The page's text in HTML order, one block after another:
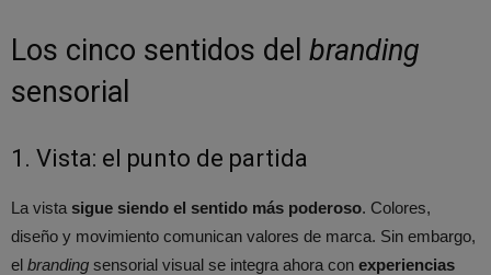
Los cinco sentidos del branding
sensorial
1. Vista: el punto de partida
La vista sigue siendo el sentido más poderoso. Colores,
diseño y movimiento comunican valores de marca. Sin embargo,
el branding sensorial visual se integra ahora con experiencias